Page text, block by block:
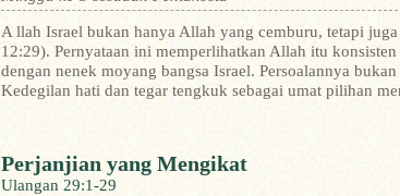
A llah Israel bukan hanya Allah yang cemburu, tetapi
12:29). Pernyataan ini memperlihatkan Allah itu
dengan nenek moyang bangsa Israel. Persoalannya
Kedegilan hati dan tegar tengkuk sebagai umat pilihan
Perjanjian yang Mengikat
Ulangan 29:1-29